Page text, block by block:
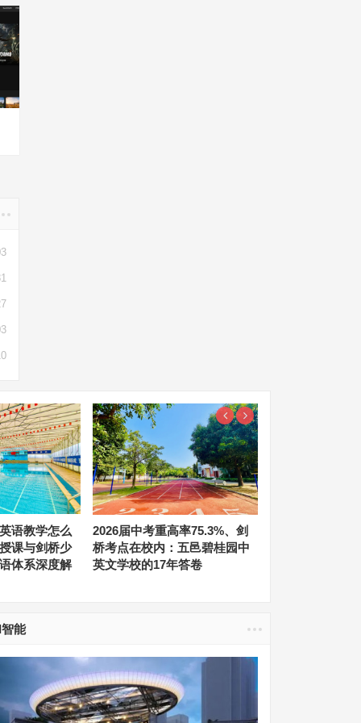
语教学怎么
课与剑桥少
体系深度解
2026届中考重高率75.3%、剑
桥考点在校内：五邑碧桂园中
英文学校的17年答卷
能